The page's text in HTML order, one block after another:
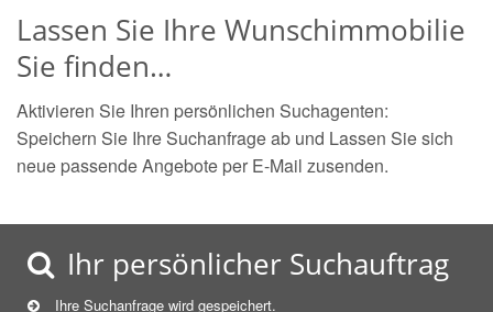
Lassen Sie Ihre Wunschimmobilie
Sie finden…
Aktivieren Sie Ihren persönlichen Suchagenten:
Speichern Sie Ihre Suchanfrage ab und Lassen Sie sich
neue passende Angebote per E-Mail zusenden.
Ihr persönlicher Suchauftrag
Ihre Suchanfrage wird gespeichert.